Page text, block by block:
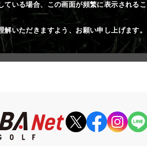
いる場合、この画面が頻繁に表示されるこ
いただきますよう、お願い申し上げます。